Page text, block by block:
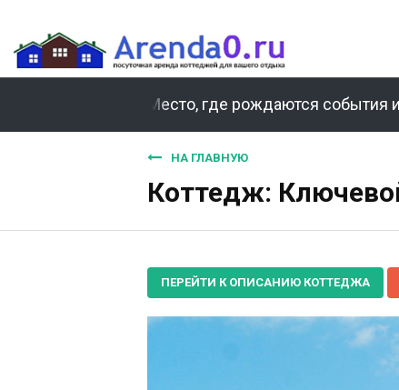
Место, где рождаются события
НА ГЛАВНУЮ
Коттедж:
ПЕРЕЙТИ К ОПИСАНИЮ КОТТЕДЖА